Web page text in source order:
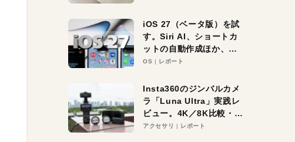
iOS 27（ベータ版）を試
す。Siri AI、ショートカ
ットの自動作成ほか、期
待大の便利機能5選。
る未来はすぐそこ！
OS レポート
Insta360のジンバルカメ
ラ「Luna Ultra」実践レ
ビュー。4K／8K比較・ズ
ーム・夜間撮影をチェッ
アクセサリ レポート